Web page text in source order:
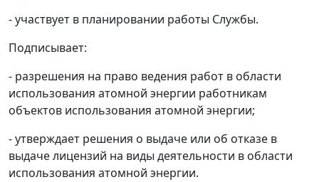
- участвует в планировании работы Службы.
Подписывает:
- разрешения на право ведения работ в области
использования атомной энергии работникам
объектов использования атомной энергии;
- утверждает решения о выдаче или об отказе в
выдаче лицензий на виды деятельности в области
использования атомной энергии.